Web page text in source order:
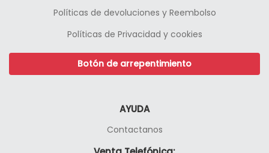
Políticas de devoluciones y Reembolso
Políticas de Privacidad y cookies
Botón de arrepentimiento
AYUDA
Contactanos